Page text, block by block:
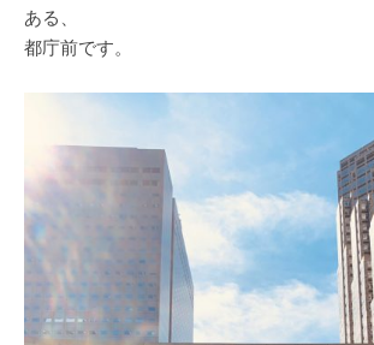
ある、
都庁前です。